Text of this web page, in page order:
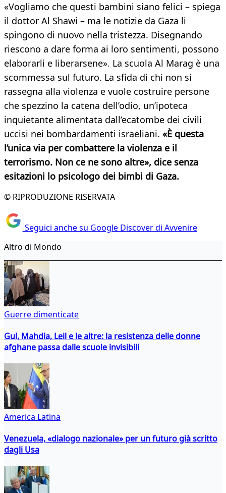
«Vogliamo che questi bambini siano felici – spiega
il dottor Al Shawi – ma le notizie da Gaza li
spingono di nuovo nella tristezza. Disegnando
riescono a dare forma ai loro sentimenti, possono
elaborarli e liberarsene». La scuola Al Marag è una
scommessa sul futuro. La sfida di chi non si
rassegna alla violenza e vuole costruire persone
che spezzino la catena dell’odio, un’ipoteca
inquietante alimentata dall’ecatombe dei civili
uccisi nei bombardamenti israeliani. «È questa
l’unica via per combattere la violenza e il
terrorismo. Non ce ne sono altre», dice senza
esitazioni lo psicologo dei bimbi di Gaza.
© RIPRODUZIONE RISERVATA
Seguici anche su Google Discover di Avvenire
Altro di Mondo
Guerre dimenticate
Gul, Mahdia, Leil e le altre: la resistenza delle donne
afghane passa dalle scuole invisibili
America Latina
Venezuela, «dialogo nazionale» per un futuro già scritto
dagli Usa